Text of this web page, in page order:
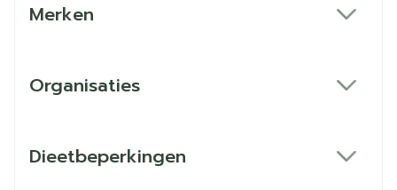
Merken
Organisaties
Dieetbeperkingen